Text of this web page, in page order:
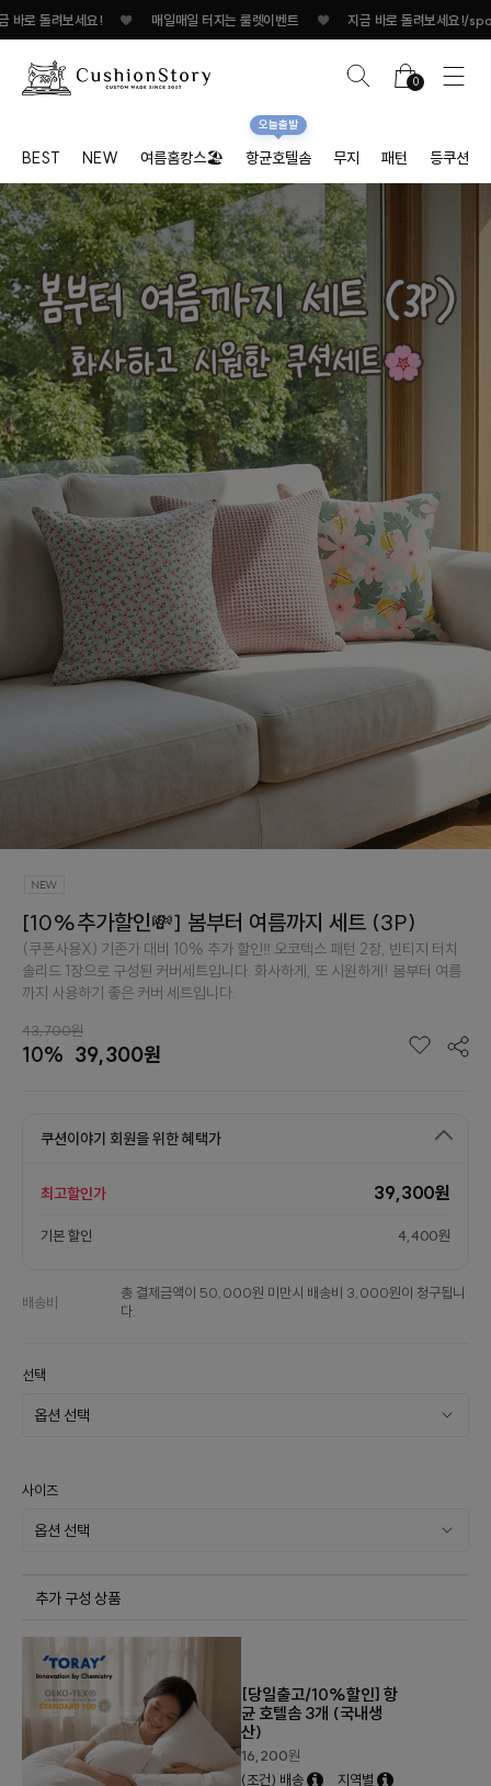
일 터지는 룰렛이벤트 ♥ 지금 바로 돌려보세요! ♥ 매일매일 터지는 룰렛이벤트
0
BEST NEW 여름홈캉스🏖 항균호텔솜
오늘출발
무지 패턴 등쿠션
[10%추가할인💸] 봄부터 여름까지 세트 (3P)
(쿠폰사용X) 기존가 대비 10% 추가 할인‼️ 오코텍스 패턴 2장, 빈티지 터치
솔리드 1장으로 구성된 커버세트입니다. 화사하게, 또 시원하게! 봄부터 여름
까지 사용하기 좋은 커버 세트입니다.
43,700원
10% 39,300원
쿠션이야기 회원을 위한 혜택가
최고할인가 39,300원
기본 할인 4,400원
배송비
총 결제금액이 50,000원 미만시 배송비 3,000원이 청구됩니
다.
선택
사이즈
추가 구성 상품
[당일출고/10%할인] 항
균 호텔솜 3개 (국내생
산)
16,200원
(조건) 배송
지역별